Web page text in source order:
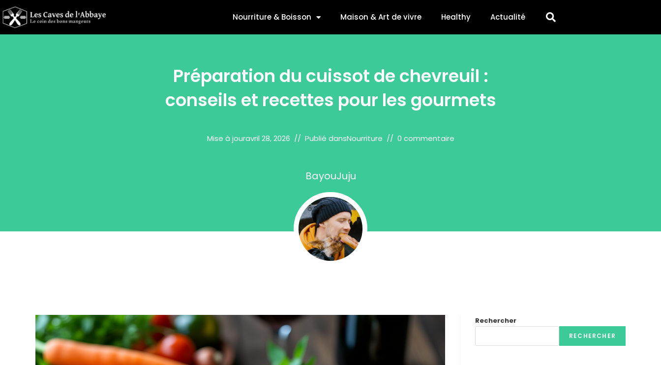
Nourriture & Boisson Maison & Art de vivre Healthy Actualité
Préparation du cuissot de chevreuil :
conseils et recettes pour les gourmets
Mise à jouravril 28, 2026 Publié dansNourriture 0 commentaire
BayouJuju
Rechercher
RECHERCHER